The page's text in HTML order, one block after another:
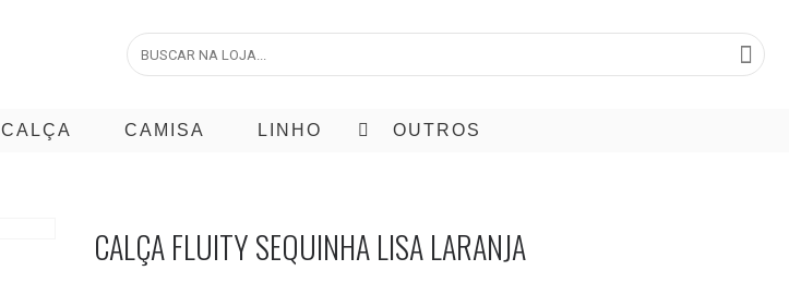
CALÇA CAMISA LINHO OUTROS
CALÇA FLUITY SEQUINHA LISA LARANJA